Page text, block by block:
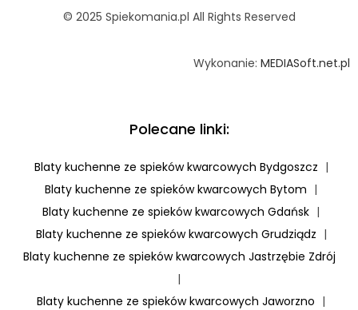
© 2025 Spiekomania.pl All Rights Reserved
Wykonanie: MEDIASoft.net.pl
Polecane linki:
Blaty kuchenne ze spieków kwarcowych Bydgoszcz |
Blaty kuchenne ze spieków kwarcowych Bytom |
Blaty kuchenne ze spieków kwarcowych Gdańsk |
Blaty kuchenne ze spieków kwarcowych Grudziądz |
Blaty kuchenne ze spieków kwarcowych Jastrzębie Zdrój
|
Blaty kuchenne ze spieków kwarcowych Jaworzno |